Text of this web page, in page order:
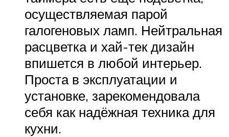
осуществляемая парой
галогеновых ламп. Нейтральная
расцветка и хай-тек дизайн
впишется в любой интерьер.
Проста в эксплуатации и
установке, зарекомендовала
себя как надёжная техника для
кухни.